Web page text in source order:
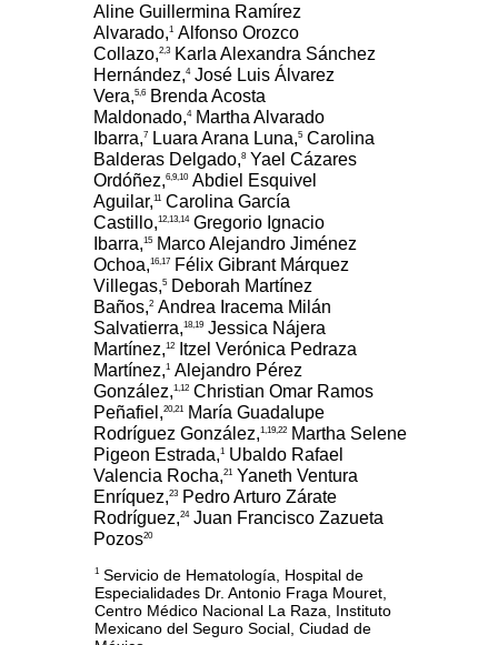
Aline Guillermina Ramírez
Alvarado,1 Alfonso Orozco
Collazo,2,3
Karla Alexandra Sánchez
Hernández,4José Luis Álvarez
Vera,5,6
Brenda Acosta
Maldonado,4Martha Alvarado
Ibarra,7 Luara Arana Luna,5 Carolina
Balderas Delgado,8 Yael Cázares
Ordóñez,6,9,10Abdiel Esquivel
Aguilar,11 Carolina García
Castillo,12,13,14Gregorio Ignacio
Ibarra,15
Marco Alejandro Jiménez
Ochoa,16,17
Félix Gibrant Márquez
Villegas,5
Deborah Martínez
Baños,2 Andrea Iracema Milán
Salvatierra,18,19 Jessica Nájera
Martínez,12
Itzel Verónica Pedraza
Martínez,1 Alejandro Pérez
González,1,12 Christian Omar Ramos
Peñafiel,20,21
María Guadalupe
Rodríguez González,1,19,22
Martha Selene
Pigeon Estrada,1
Ubaldo Rafael
Valencia Rocha,21 Yaneth Ventura
Enríquez,23
Pedro Arturo Zárate
Rodríguez,24Juan Francisco Zazueta
Pozos20
1 Servicio de Hematología, Hospital de
Especialidades Dr. Antonio Fraga Mouret,
Centro Médico Nacional La Raza, Instituto
Mexicano del Seguro Social, Ciudad de